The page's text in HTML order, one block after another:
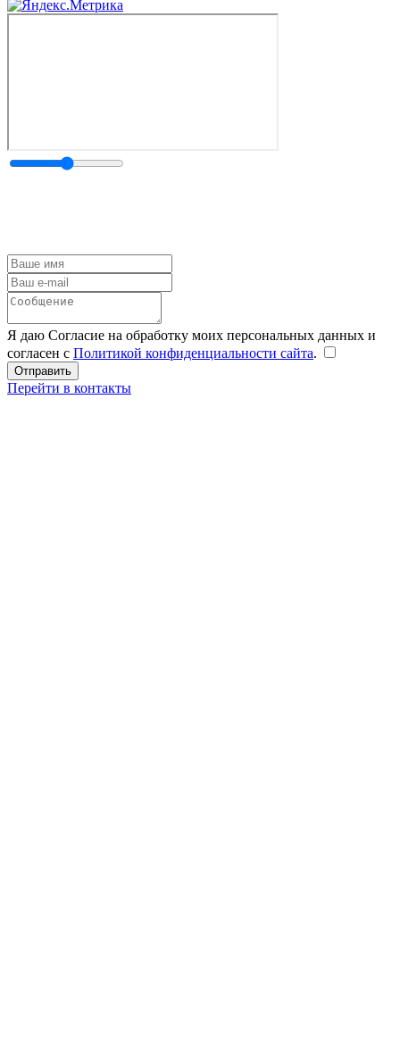
Я даю Согласие на обработку моих персональных данных и
согласен с Политикой конфиденциальности сайта.
Перейти в контакты